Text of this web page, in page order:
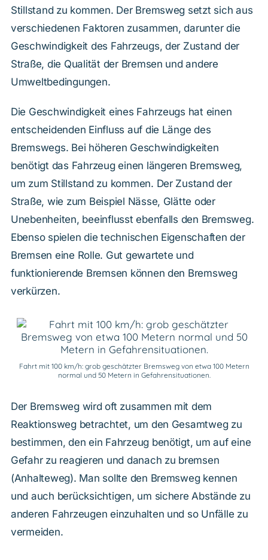
Stillstand zu kommen. Der Bremsweg setzt sich aus
verschiedenen Faktoren zusammen, darunter die
Geschwindigkeit des Fahrzeugs, der Zustand der
Straße, die Qualität der Bremsen und andere
Umweltbedingungen.
Die Geschwindigkeit eines Fahrzeugs hat einen
entscheidenden Einfluss auf die Länge des
Bremswegs. Bei höheren Geschwindigkeiten
benötigt das Fahrzeug einen längeren Bremsweg,
um zum Stillstand zu kommen. Der Zustand der
Straße, wie zum Beispiel Nässe, Glätte oder
Unebenheiten, beeinflusst ebenfalls den Bremsweg.
Ebenso spielen die technischen Eigenschaften der
Bremsen eine Rolle. Gut gewartete und
funktionierende Bremsen können den Bremsweg
verkürzen.
Fahrt mit 100 km/h: grob geschätzter Bremsweg von etwa 100 Metern
normal und 50 Metern in Gefahrensituationen.
Der Bremsweg wird oft zusammen mit dem
Reaktionsweg betrachtet, um den Gesamtweg zu
bestimmen, den ein Fahrzeug benötigt, um auf eine
Gefahr zu reagieren und danach zu bremsen
(Anhalteweg). Man sollte den Bremsweg kennen
und auch berücksichtigen, um sichere Abstände zu
anderen Fahrzeugen einzuhalten und so Unfälle zu
vermeiden.